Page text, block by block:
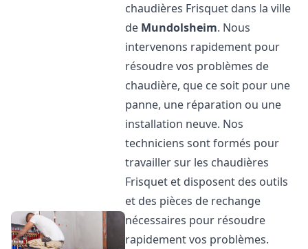
chaudières Frisquet dans la ville
de Mundolsheim. Nous
intervenons rapidement pour
résoudre vos problèmes de
chaudière, que ce soit pour une
panne, une réparation ou une
installation neuve. Nos
techniciens sont formés pour
travailler sur les chaudières
Frisquet et disposent des outils
et des pièces de rechange
nécessaires pour résoudre
rapidement vos problèmes.